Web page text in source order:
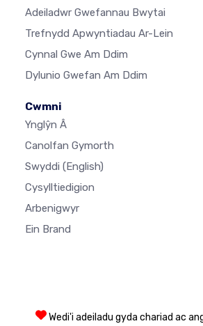
Adeiladwr Gwefannau Bwytai
Trefnydd Apwyntiadau Ar-Lein
Cynnal Gwe Am Ddim
Dylunio Gwefan Am Ddim
Cwmni
Ynglŷn Â
Canolfan Gymorth
Swyddi (English)
Cysylltiedigion
Arbenigwyr
Ein Brand
Wedi'i adeiladu gyda chariad ac